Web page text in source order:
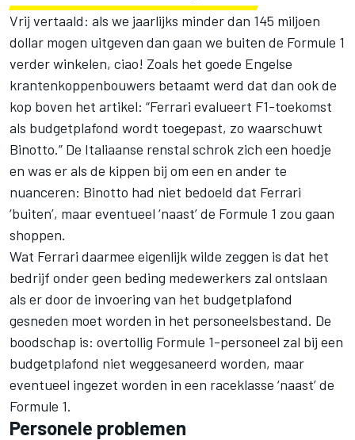
Vrij vertaald: als we jaarlijks minder dan 145 miljoen
dollar mogen uitgeven dan gaan we buiten de Formule 1
verder winkelen, ciao! Zoals het goede Engelse
krantenkoppenbouwers betaamt werd dat dan ook de
kop boven het artikel: “Ferrari evalueert F1-toekomst
als budgetplafond wordt toegepast, zo waarschuwt
Binotto.” De Italiaanse renstal schrok zich een hoedje
en was er als de kippen bij om een en ander te
nuanceren: Binotto had niet bedoeld dat Ferrari
‘buiten’, maar eventueel ‘naast’ de Formule 1 zou gaan
shoppen.
Wat Ferrari daarmee eigenlijk wilde zeggen is dat het
bedrijf onder geen beding medewerkers zal ontslaan
als er door de invoering van het budgetplafond
gesneden moet worden in het personeelsbestand. De
boodschap is: overtollig Formule 1-personeel zal bij een
budgetplafond niet weggesaneerd worden, maar
eventueel ingezet worden in een raceklasse ‘naast’ de
Formule 1.
Personele problemen